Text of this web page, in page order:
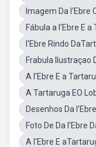
Imagem Da l'Ebre
Fábula a l'Ebre E
l'Ebre Rindo
Frabula Ilustraçao
A l'Ebre E a
A Tartaruga EO
Desenhos Da
Foto De Da l'Ebre
A l'Ebre E